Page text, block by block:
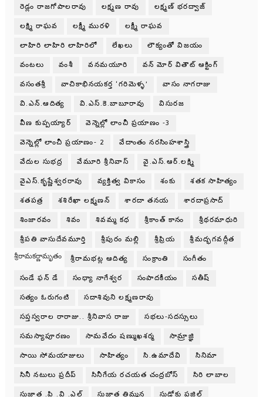
రెడ్లం రాజగోపాలరావు లక్ష్మణ రావు లక్ష్మణ్ భరద్వాజ్
లక్ష్మి రాఘవ లక్ష్మీ మురళి లక్ష్మీ రాఘవ
లాహిరి లాహిరి లాహిరిలో లేఖలు లౌక్యంతో విజయం
వంటలు వంశీ వనమయూరి వన్ మోర్ వితౌట్ ఆక్టింగ్
వసంతశ్రీ వాచికాభినయకర్త ‘గరిమెళ్ళ’ వాసం నాగరాజు
వి.ఎన్.ఆదిత్య వి.ఎస్.కె.బాబూరావు విసురజ
వీణ కుప్పయ్యార్ వెన్నెల్లో లాంచీ ప్రయాణం -3
వెన్నెల్లో లాంచీ ప్రయాణం- 2 వేదాంతం నరసింహశాస్త్రి
వేదుల సుభద్ర వేమూరి శ్రీనివాస్ వై.ఎస్.ఆర్.లక్ష్మి
వైఎస్.కృష్ణేశ్వరరావు వ్యక్తిత్వ వికాసం శంకు శతక సాహిత్యం
శతపత్ర శశిరేఖా లక్ష్మణన్ శారదా తనయ శారదాప్రసాద్
శింజారవం శివం శివమ్మ కధ శ్రీకాంత్ కానం శ్రీథరమాధురి
శ్రీపతి వాసుదేవమూర్తి శ్రీపురం మల్లి శ్రీప్రియ శ్రీమద్భగవద్గీత
శ్రీరామకర్ణామృతం శ్రీరామభట్ల ఆదిత్య సంక్రాంతి సంగీతం
సండే ఫన్ డే సంధ్యా నాగేశ్వర సంపాదకీయం సతీష్
సత్యం ఓరుగంటి సదాశివుని లక్ష్మణరావు
సప్తస్వరాల రారాజు.. శ్రీనివాస రాజు సభలు-సదస్సులు
సమస్యాపూరణం సామవేదం షణ్ముఖశర్మ సామ్రాజ్ఞి
సాయి సోమయాజులు సాహిత్యం సి.ఉమాదేవి సినిమా
సినీ నటులు ప్రదీప్ సినీగేయ రచయత చంద్రబోస్ సిరి లాబాల
సుజాత .పి .వి .ఎల్ సుజాత తిమ్మన సుడోకు పజిల్